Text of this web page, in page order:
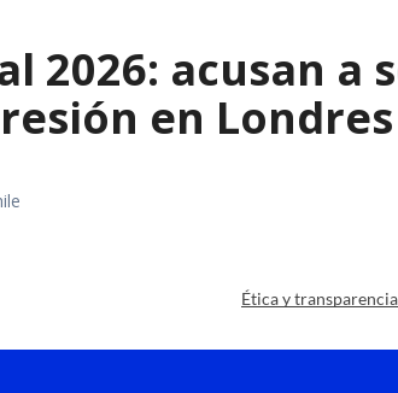
2026: acusan a
en Londres
Ética y